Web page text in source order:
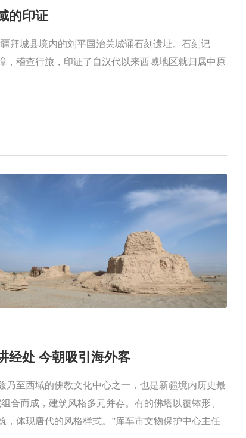
的印证
拜城县境内的刘平国治关城诵石刻遗址。石刻记
稽查行旅，印证了自汉代以来西域地区就归属中原
经处 今朝吸引海外客
至西域的佛教文化中心之一，也是新疆境内历史最
合而成，建筑风格多元并存。有的佛塔以覆钵形、
体现唐代的风格样式。”库车市文物保护中心主任